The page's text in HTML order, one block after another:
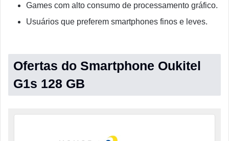
Games com alto consumo de processamento gráfico.
Usuários que preferem smartphones finos e leves.
Ofertas do Smartphone Oukitel
G1s 128 GB